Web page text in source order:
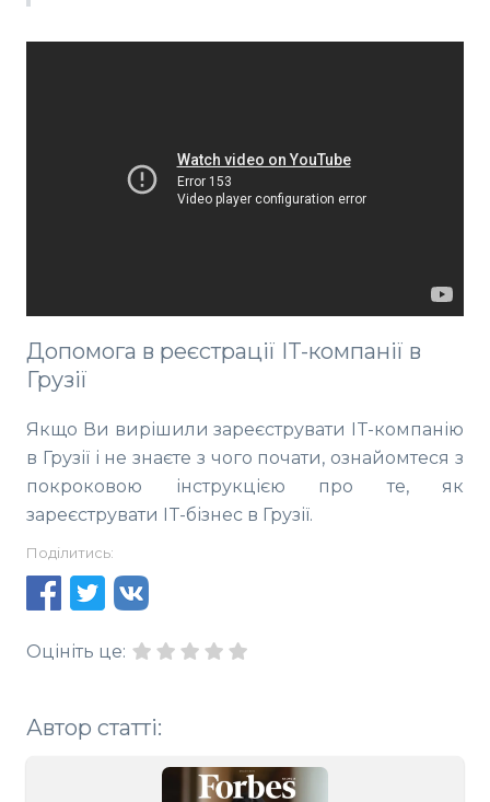
Допомога в реєстрації IT-компанії в
Грузії
Якщо Ви вирішили зареєструвати IT-компанію
в Грузії і не знаєте з чого почати, ознайомтеся з
покроковою інструкцією про те, як
зареєструвати IT-бізнес в Грузії.
Поділитись:
Оцініть це:
Автор статті: